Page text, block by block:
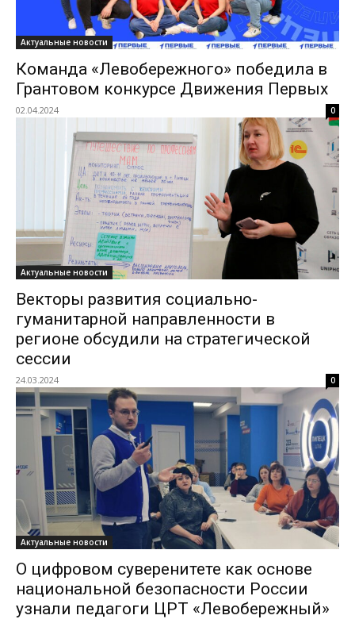
Актуальные новости
Команда «Левобережного» победила в
Грантовом конкурсе Движения Первых
02.04.2024 0
Актуальные новости
Векторы развития социально-
гуманитарной направленности в
регионе обсудили на стратегической
сессии
24.03.2024 0
Актуальные новости
О цифровом суверенитете как основе
национальной безопасности России
узнали педагоги ЦРТ «Левобережный»